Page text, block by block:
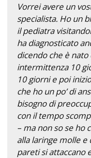
Vorrei avere un
specialista. Ho un
il pediatra
ha diagnosticato
dicendo che è nato
intermittenza 10
10 giorni e poi
che ho un po’ di
bisogno di
con il tempo
– ma non so se ho
alla laringe molle
pareti si attaccano